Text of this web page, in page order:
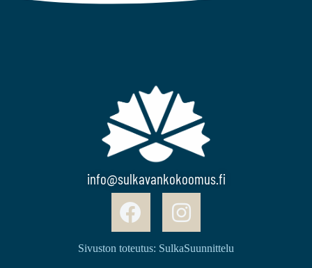
info@sulkavankokoomus.fi
Sivuston toteutus: SulkaSuunnittelu